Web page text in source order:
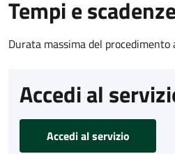
Tempi e
Durata massima del
Accedi al
Accedi al servizio